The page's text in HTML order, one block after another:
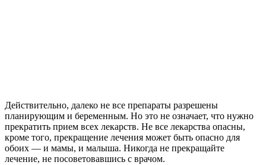
Действительно, далеко не все препараты разрешены
планирующим и беременным. Но это не означает, что нужно
прекратить прием всех лекарств. Не все лекарства опасны,
кроме того, прекращение лечения может быть опасно для
обоих — и мамы, и малыша. Никогда не прекращайте
лечение, не посоветовавшись с врачом.